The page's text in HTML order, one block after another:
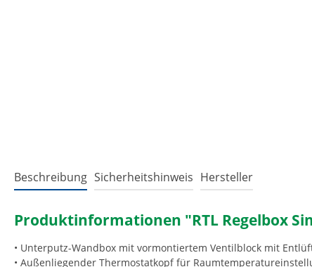
Beschreibung Sicherheitshinweis Hersteller
Produktinformationen "RTL Regelbox
• Unterputz-Wandbox mit vormontiertem Ventilblock mit
• Außenliegender Thermostatkopf für